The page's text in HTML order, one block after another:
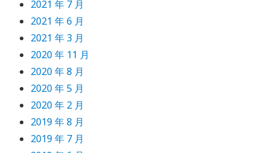
2021 年 7 月
2021 年 6 月
2021 年 3 月
2020 年 11 月
2020 年 8 月
2020 年 5 月
2020 年 2 月
2019 年 8 月
2019 年 7 月